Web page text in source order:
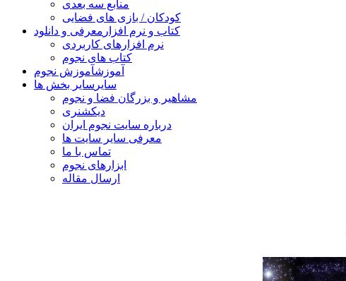
منابع سه بعدی
کودکان / بازی های فضایی
کتاب و نرم افزار معرفی و دانلود
نرم افزارهای کاربردی
کتاب های نجوم
آموزشآموزش نجوم
سایر سایر بخش ها
مشاهیر و بزرگان فضا و نجوم
دیکشنری
درباره سایت نجوم ایران
معرفی سایر سایت ها
تماس با ما
ابزارهای نجوم
ارسال مقاله